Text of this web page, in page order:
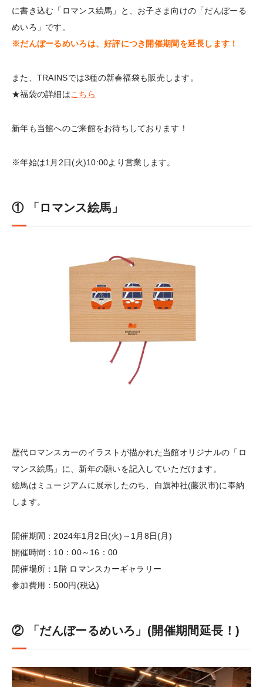
に書き込む「ロマンス絵馬」と、お子さま向けの「だんぼーる
めいろ」です。
※だんぼーるめいろは、好評につき開催期間を延長します！
また、TRAINSでは3種の新春福袋も販売します。
★福袋の詳細はこちら
新年も当館へのご来館をお待ちしております！
※年始は1月2日(火)10:00より営業します。
① 「ロマンス絵馬」
歴代ロマンスカーのイラストが描かれた当館オリジナルの「ロ
マンス絵馬」に、新年の願いを記入していただけます。
絵馬はミュージアムに展示したのち、白旗神社(藤沢市)に奉納
します。
開催期間：2024年1月2日(火)～1月8日(月)
開催時間：10：00～16：00
開催場所：1階 ロマンスカーギャラリー
参加費用：500円(税込)
② 「だんぼーるめいろ」(開催期間延長！)